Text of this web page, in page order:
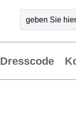
Dresscode